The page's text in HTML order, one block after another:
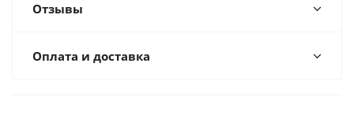
Отзывы
Оплата и доставка